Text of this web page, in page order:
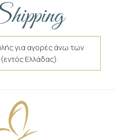
για αγορές άνω των
Ελλάδας).